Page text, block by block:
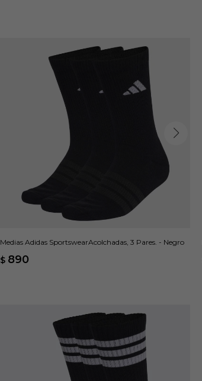
Medias Adidas SportswearAcolchadas, 3 Pares. - Negro
$ 890